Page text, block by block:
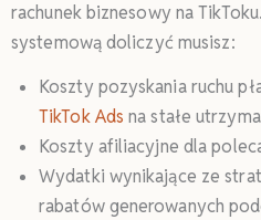
rachunek biznesowy na
systemową doliczyć musisz:
Koszty pozyskania ruchu
TikTok Ads na stałe
Koszty afiliacyjne dla
Wydatki wynikające ze
rabatów generowanych